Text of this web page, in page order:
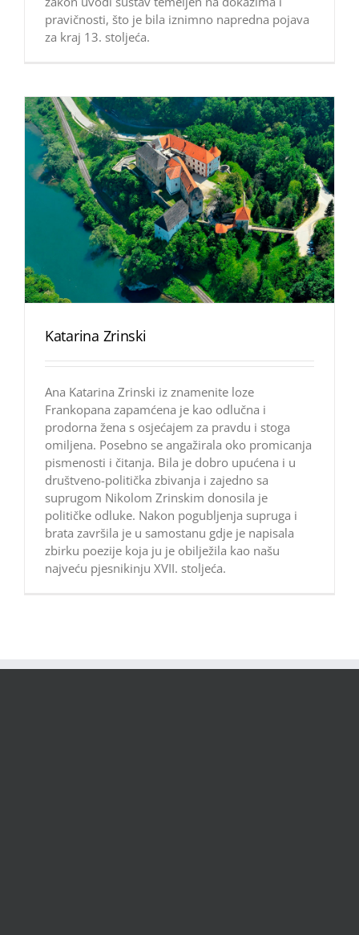
pravičnosti, što je bila iznimno napredna pojava
za kraj 13. stoljeća.
Katarina Zrinski
Ana Katarina Zrinski iz znamenite loze
Frankopana zapamćena je kao odlučna i
prodorna žena s osjećajem za pravdu i stoga
omiljena. Posebno se angažirala oko promicanja
pismenosti i čitanja. Bila je dobro upućena i u
društveno-politička zbivanja i zajedno sa
suprugom Nikolom Zrinskim donosila je
političke odluke. Nakon pogubljenja supruga i
brata završila je u samostanu gdje je napisala
zbirku poezije koja ju je obilježila kao našu
najveću pjesnikinju XVII. stoljeća.